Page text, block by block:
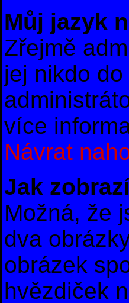
Můj jazyk
Zřejmě
jej nikdo
více
Návrat
Jak
Možná, že
dva
obrázek
hvězdiček